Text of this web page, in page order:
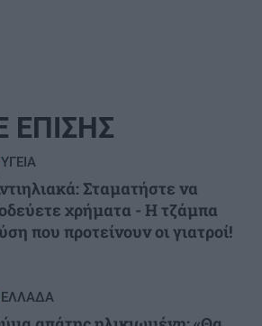
ΕΠΙΣΗΣ
ΥΓΕΙΑ
Σταματήστε να
χρήματα - Η τζάμπα
που προτείνουν οι γιατροί!
ΕΛΛΑΔΑ